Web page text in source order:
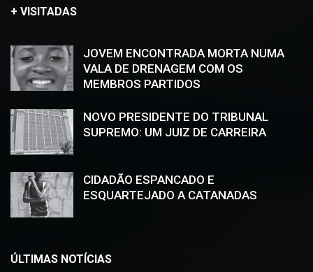
+ VISITADAS
JOVEM ENCONTRADA MORTA NUMA
VALA DE DRENAGEM COM OS
MEMBROS PARTIDOS
NOVO PRESIDENTE DO TRIBUNAL
SUPREMO: UM JUIZ DE CARREIRA
CIDADÃO ESPANCADO E
ESQUARTEJADO A CATANADAS
ÚLTIMAS NOTÍCIAS